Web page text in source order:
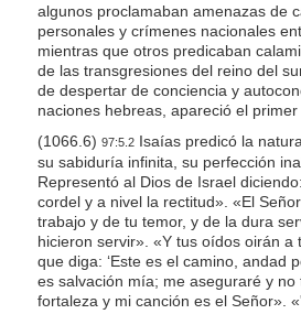
algunos proclamaban amenazas de
personales y crímenes nacionales
mientras que otros predicaban
de las transgresiones del reino del
de despertar de conciencia y
naciones hebreas, apareció el primer
(1066.6) 97:5.2Isaías predicó la
su sabiduría infinita, su perfección
Representó al Dios de Israel
cordel y a nivel la rectitud». «El
trabajo y de tu temor, y de la dura
hicieron servir». «Y tus oídos oirán a
que diga: ‘Este es el camino, andad
es salvación mía; me aseguraré y
fortaleza y mi canción es el Señor».